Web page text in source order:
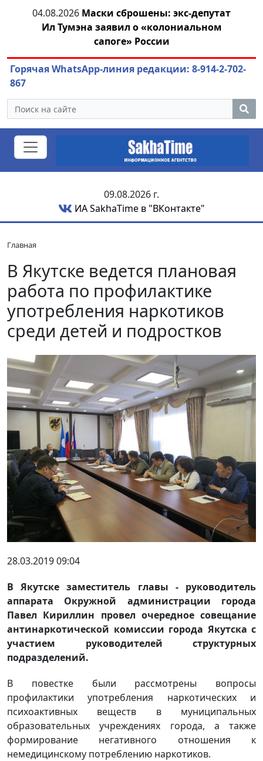
04.08.2026 Маски сброшены: экс-депутат
Ил Тумэна заявил о «колониальном
сапоге» России
Горячая WhatsApp-линия редакции: 8-914-2-702-
867
09.08.2026 г.
ИА SakhaTime в "ВКонтакте"
Главная
В Якутске ведется плановая
работа по профилактике
употребления наркотиков
среди детей и подростков
28.03.2019 09:04
В Якутске заместитель главы - руководитель
аппарата Окружной администрации города
Павел Кириллин провел очередное совещание
антинаркотической комиссии города Якутска с
участием руководителей структурных
подразделений.
В повестке были рассмотрены вопросы
профилактики употребления наркотических и
психоактивных веществ в муниципальных
образовательных учреждениях города, а также
формирование негативного отношения к
немедицинскому потреблению наркотиков.